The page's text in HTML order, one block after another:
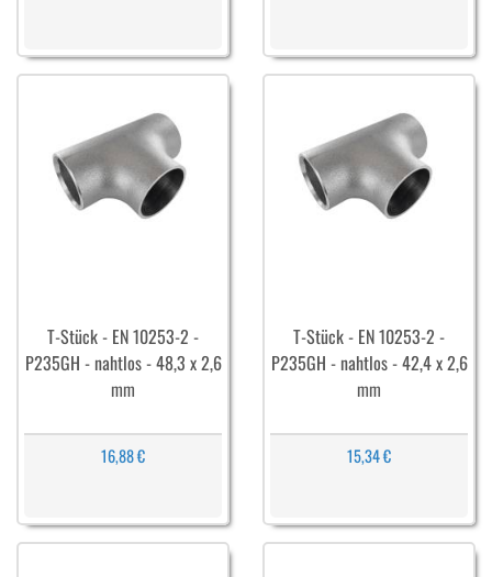
T-Stück - EN 10253-2 -
P235GH - nahtlos - 48,3 x 2,6
mm
16,88 €
T-Stück - EN 10253-2 -
P235GH - nahtlos - 42,4 x 2,6
mm
15,34 €